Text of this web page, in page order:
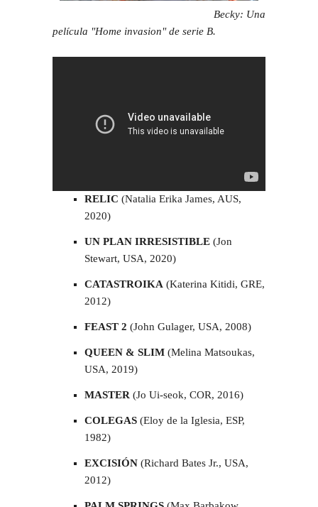
Becky: Una
película "Home invasion" de serie B.
RELIC (Natalia Erika James, AUS,
2020)
UN PLAN IRRESISTIBLE (Jon
Stewart, USA, 2020)
CATASTROIKA (Katerina Kitidi, GRE,
2012)
FEAST 2 (John Gulager, USA, 2008)
QUEEN & SLIM (Melina Matsoukas,
USA, 2019)
MASTER (Jo Ui-seok, COR, 2016)
COLEGAS (Eloy de la Iglesia, ESP,
1982)
EXCISIÓN (Richard Bates Jr., USA,
2012)